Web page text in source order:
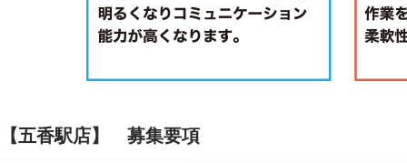
【五香駅店】 募集要項